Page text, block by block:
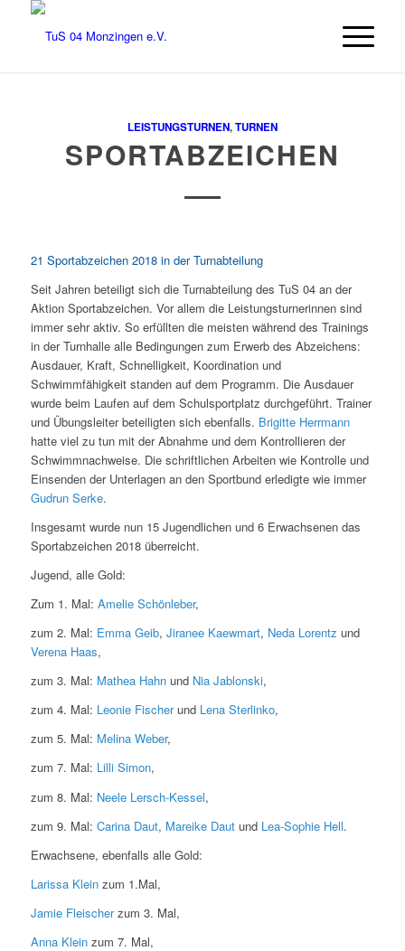
LEISTUNGSTURNEN,TURNEN
SPORTABZEICHEN
21 Sportabzeichen 2018 in der Turnabteilung
Seit Jahren beteiligt sich die Turnabteilung des TuS 04 an der
Aktion Sportabzeichen. Vor allem die Leistungsturnerinnen sind
immer sehr aktiv. So erfüllten die meisten während des Trainings
in der Turnhalle alle Bedingungen zum Erwerb des Abzeichens:
Ausdauer, Kraft, Schnelligkeit, Koordination und
Schwimmfähigkeit standen auf dem Programm. Die Ausdauer
wurde beim Laufen auf dem Schulsportplatz durchgeführt. Trainer
und Übungsleiter beteiligten sich ebenfalls. Brigitte Herrmann
hatte viel zu tun mit der Abnahme und dem Kontrollieren der
Schwimmnachweise. Die schriftlichen Arbeiten wie Kontrolle und
Einsenden der Unterlagen an den Sportbund erledigte wie immer
Gudrun Serke.
Insgesamt wurde nun 15 Jugendlichen und 6 Erwachsenen das
Sportabzeichen 2018 überreicht.
Jugend, alle Gold:
Zum 1. Mal: Amelie Schönleber,
zum 2. Mal: Emma Geib, Jiranee Kaewmart, Neda Lorentz und
Verena Haas,
zum 3. Mal: Mathea Hahnund Nia Jablonski,
zum 4. Mal: Leonie Fischerund Lena Sterlinko,
zum 5. Mal: Melina Weber,
zum 7. Mal: Lilli Simon,
zum 8. Mal: Neele Lersch-Kessel,
zum 9. Mal: Carina Daut, Mareike Dautund Lea-Sophie Hell.
Erwachsene, ebenfalls alle Gold:
Larissa Kleinzum 1.Mal,
Jamie Fleischerzum 3. Mal,
Anna Kleinzum 7. Mal,